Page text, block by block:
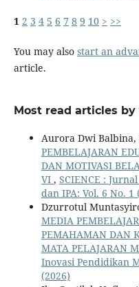
1 2 3 4 5 6 7 8 9 10 > >>
You may also start an
article.
Most read articles
Aurora Dwi
PEMBELAJARAN
DAN MOTIVASI
VI , SCIENCE :
dan IPA: Vol. 6 No. 1
Dzurrotul
MEDIA
PEMAHAMAN DAN
MATA PELAJARAN
Inovasi Pendidikan
(2026)